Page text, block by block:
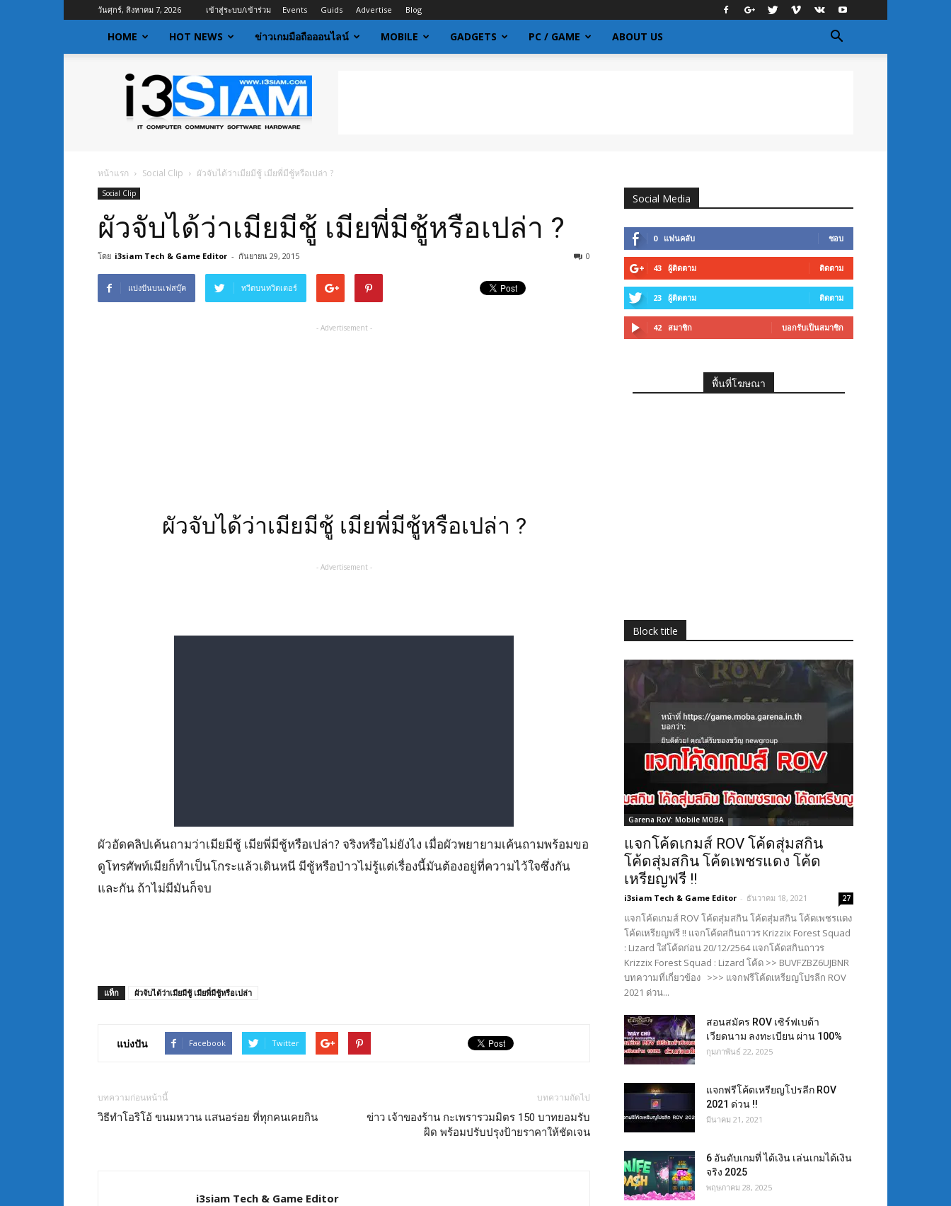
วันศุกร์, สิงหาคม 7, 2026 เข้าสู่ระบบ/เข้าร่วม Events Guids Advertise Blog
HOME HOT NEWS ข่าวเกมมือถือออนไลน์ MOBILE GADGETS PC / GAME ABOUT US
I3siam
ข่าว
ไอที
ข่าวสาร
กับ
ข่าว
เทคโนโลยี
หน้าแรก Social Clip ผัวจับได้ว่าเมียมีชู้ เมียพี่มีชู้หรือเปล่า ?
Social Clip
ผัวจับได้ว่าเมียมีชู้ เมียพี่มีชู้หรือเปล่า ?
โดย i3siam Tech & Game Editor - กันยายน 29, 2015 0
แบ่งปันบนเฟสบุ๊ค ทวีตบนทวิตเตอร์
- Advertisement -
ผัวจับได้ว่าเมียมีชู้ เมียพี่มีชู้หรือเปล่า ?
- Advertisement -
ผัวอัดคลิปเค้นถามว่าเมียมีชู้ เมียพี่มีชู้หรือเปล่า? จริงหรือไม่ยังไง เมื่อผัวพยายามเค้นถามพร้อมขอ
ดูโทรศัพท์เมียก็ทำเป็นโกระแล้วเดินหนี มีชู้หรือป่าวไม่รู้แต่เรื่องนี้มันต้องอยู่ที่ความไว้ใจซึ่งกัน
และกัน ถ้าไม่มีมันก็จบ
แท็ก ผัวจับได้ว่าเมียมีชู้ เมียพี่มีชู้หรือเปล่า
แบ่งปัน Facebook Twitter
บทความก่อนหน้านี้
วิธีทําโอริโอ้ ขนมหวาน แสนอร่อย ที่ทุกคนเคยกิน
บทความถัดไป
ข่าว เจ้าของร้าน กะเพรารวมมิตร 150 บาทยอมรับ
ผิด พร้อมปรับปรุงป้ายราคาให้ชัดเจน
i3siam Tech & Game Editor
Social Media
0 แฟนคลับ ชอบ
43 ผู้ติดตาม ติดตาม
23 ผู้ติดตาม ติดตาม
42 สมาชิก บอกรับเป็นสมาชิก
พื้นที่โฆษณา
Block title
Garena RoV: Mobile MOBA
แจกโค้ดเกมส์ ROV โค้ดสุ่มสกิน
โค้ดสุ่มสกิน โค้ดเพชรแดง โค้ด
เหรียญฟรี !!
i3siam Tech & Game Editor - ธันวาคม 18, 2021 27
แจกโค้ดเกมส์ ROV โค้ดสุ่มสกิน โค้ดสุ่มสกิน โค้ดเพชรแดง
โค้ดเหรียญฟรี !! แจกโค้ดสกินถาวร Krizzix Forest Squad
: Lizard ใส่โค้ดก่อน 20/12/2564 แจกโค้ดสกินถาวร
Krizzix Forest Squad : Lizard โค้ด >> BUVFZBZ6UJBNR
บทความที่เกี่ยวข้อง >>> แจกฟรีโค้ดเหรียญโปรลีก ROV
2021 ด่วน...
สอนสมัคร ROV เซิร์ฟเบต้า
เวียดนาม ลงทะเบียน ผ่าน 100%
กุมภาพันธ์ 22, 2025
แจกฟรีโค้ดเหรียญโปรลีก ROV
2021 ด่วน !!
มีนาคม 21, 2021
6 อันดับเกมที่ ได้เงิน เล่นเกมได้เงิน
จริง 2025
พฤษภาคม 28, 2025